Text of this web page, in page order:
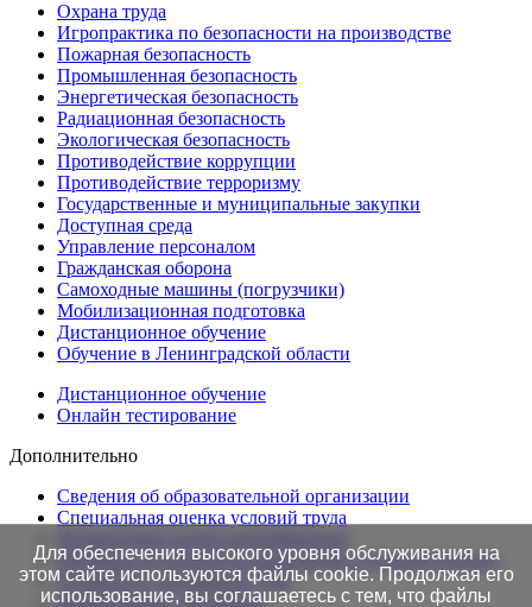
Охрана труда
Игропрактика по безопасности на производстве
Пожарная безопасность
Промышленная безопасность
Энергетическая безопасность
Радиационная безопасность
Экологическая безопасность
Противодействие коррупции
Противодействие терроризму
Государственные и муниципальные закупки
Доступная среда
Управление персоналом
Гражданская оборона
Самоходные машины (погрузчики)
Мобилизационная подготовка
Дистанционное обучение
Обучение в Ленинградской области
Дистанционное обучение
Онлайн тестирование
Дополнительно
Сведения об образовательной организации
Cпециальная оценка условий труда
Проверка подлинности протоколов в Едином портале
Готовность документов ТАК
Для обеспечения высокого уровня обслуживания на
этом сайте используются файлы cookie. Продолжая его
использование, вы соглашаетесь с тем, что файлы